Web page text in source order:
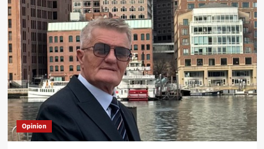
Opinion